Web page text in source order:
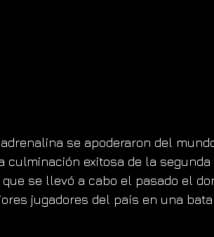
se apoderaron del
culminación exitosa de la
que se llevó a cabo el pasado el
jugadores del país en una